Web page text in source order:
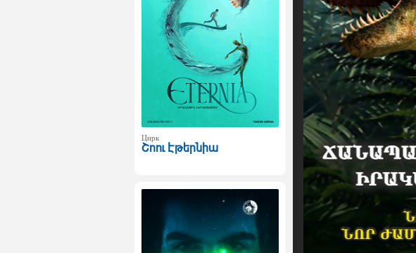
Цирк
Շոու Էթերնիա